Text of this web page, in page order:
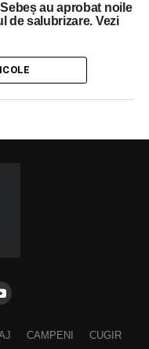
au aprobat noile
de salubrizare. Vezi
CAMPENI CUGIR